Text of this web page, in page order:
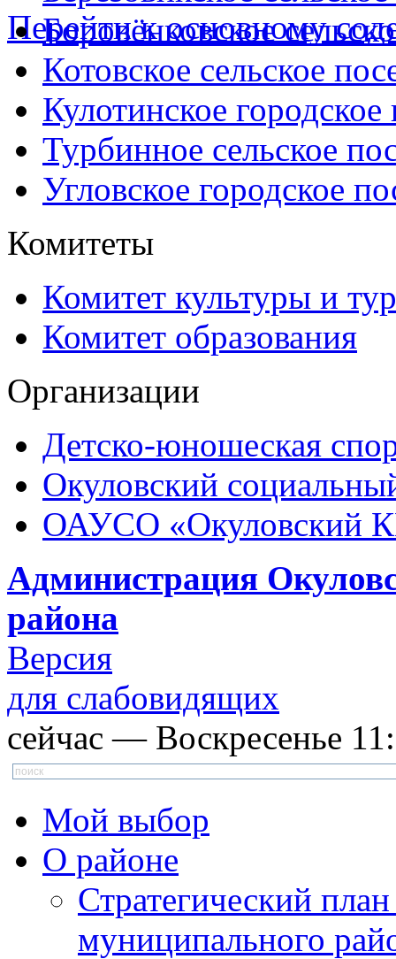
Перейти к основному
Боровёнковское
Котовское сельское
Кулотинское городское
Турбинное сельское
Угловское городское
Комитеты
Комитет культуры и
Комитет образования
Организации
Детско-юношеская
Окуловский
ОАУСО «Окуловский
Администрация
района
Версия
для слабовидящих
сейчас — Воскресенье
Мой выбор
О районе
Стратегический
муниципального